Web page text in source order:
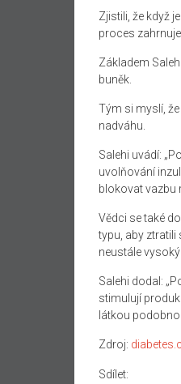
Zjistili, že když
proces
Základem
buněk.
Tým si myslí,
nadváhu.
Salehi uvádí:
uvolňování
blokovat vazbu
Vědci se také
typu, aby
neustále
Salehi dodal:
stimulují
látkou
Zdroj:
Sdílet: